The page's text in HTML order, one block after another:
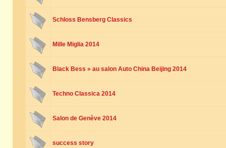
Schloss Bensberg Classics
Mille Miglia 2014
Black Bess » au salon Auto China Beijing 2014
Techno Classica 2014
Salon de Genève 2014
success story